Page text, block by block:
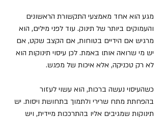
מגע הוא אחד מאמצעי התקשורת הראשונים
והעמוקים ביותר של תינוק. עוד לפני מילים, הוא
מרגיש אם הידיים בטוחות, אם הקצב שקט, אם
יש מי שרואה אותו באמת. לכן עיסוי תינוקות הוא
לא רק טכניקה, אלא איכות של מפגש.
כשהעיסוי נעשה ברכות, הוא עשוי לעזור
בהפחתת מתח שרירי ולתמוך בתחושת ויסות. יש
תינוקות שמגיבים אליו בהתרככות מיידית, ויש